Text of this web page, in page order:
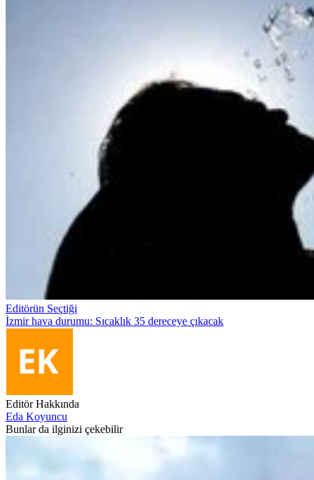
Editörün Seçtiği
İzmir hava durumu: Sıcaklık 35 dereceye çıkacak
Editör Hakkında
Eda Koyuncu
Bunlar da ilginizi çekebilir